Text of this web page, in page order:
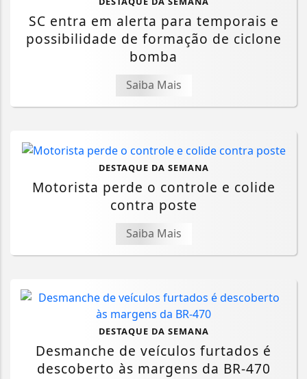
SC entra em alerta para temporais e
possibilidade de formação de ciclone
bomba
Saiba Mais
DESTAQUE DA SEMANA
Motorista perde o controle e colide
contra poste
Saiba Mais
DESTAQUE DA SEMANA
Desmanche de veículos furtados é
descoberto às margens da BR-470